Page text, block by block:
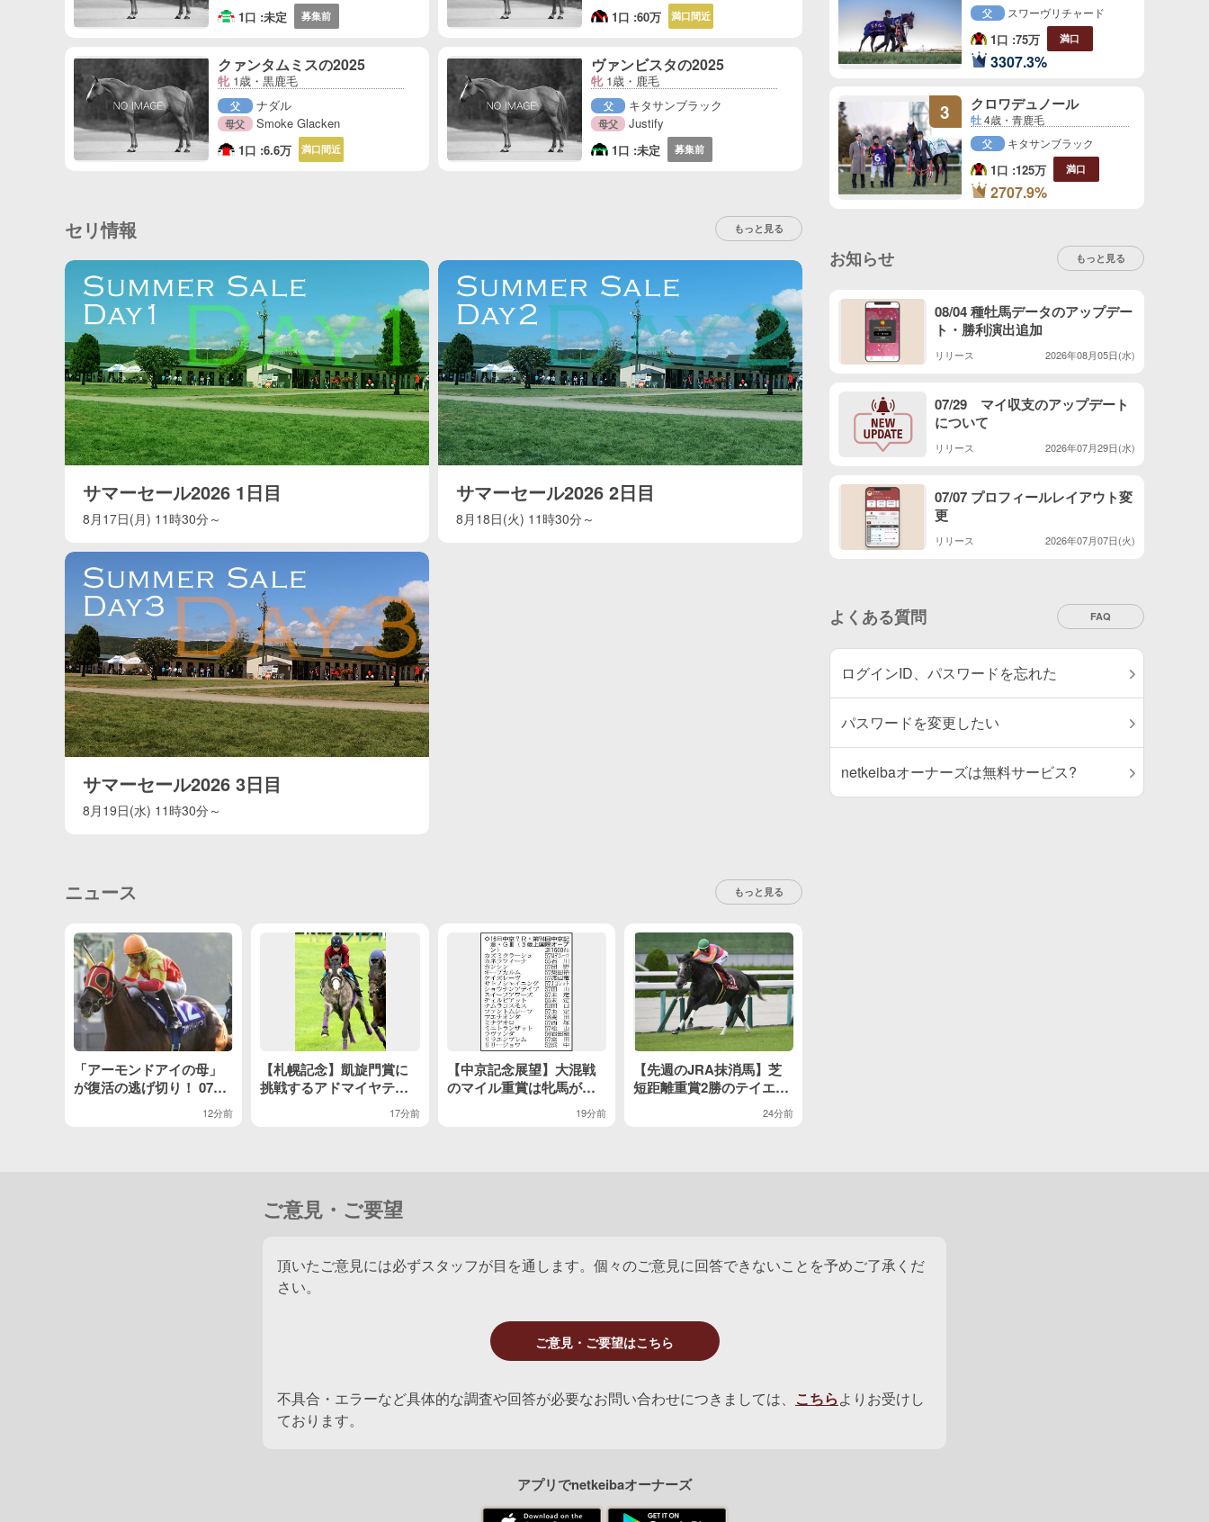
1口 :未定 募集前
1口 :60万 満口間近
クァンタムミスの2025
牝1歳・黒鹿毛
父 ナダル
母父 Smoke Glacken
1口 :6.6万 満口間近
ヴァンビスタの2025
牝1歳・鹿毛
父 キタサンブラック
母父
Justify
1口 :未定 募集前
セリ情報 もっと見る
サマーセール2026 1日目
8月17日(月) 11時30分～
サマーセール2026 2日目
8月18日(火) 11時30分～
サマーセール2026 3日目
8月19日(水) 11時30分～
ニュース もっと見る
「アーモンドアイの母」
が復活の逃げ切り！ 07年
札幌記念をプレイバック
12分前
【札幌記念】凱旋門賞に
挑戦するアドマイヤテラ
は復帰戦へ好仕上がり
友道調教師「いつ見ても
17分前
【中京記念展望】大混戦
のマイル重賞は牝馬が主
役 カネラフィーナの素
19分前
【先週のJRA抹消馬】芝
短距離重賞2勝のテイエム
スパーダ、重賞2着7回ボ
24分前
父 スワーヴリチャード
1口 :75万 満口
2
位
3307.3%
3 クロワデュノール
牡4歳・青鹿毛
父 キタサンブラック
1口 :125万 満口
3
位
2707.9%
お知らせ もっと見る
08/04 種牡馬データのアップデー
ト・勝利演出追加
リリース 2026年08月05日(水)
07/29 マイ収支のアップデート
について
リリース 2026年07月29日(水)
07/07 プロフィールレイアウト変
更
リリース 2026年07月07日(火)
よくある質問 FAQ
ログインID、パスワードを忘れた
パスワードを変更したい
netkeibaオーナーズは無料サービス?
ご意見・ご要望
頂いたご意見には必ずスタッフが目を通します。個々のご意見に回答できないことを予めご了承くだ
さい。
ご意見・ご要望はこちら
不具合・エラーなど具体的な調査や回答が必要なお問い合わせにつきましては、 こちらよりお受けし
ております。
アプリでnetkeibaオーナーズ